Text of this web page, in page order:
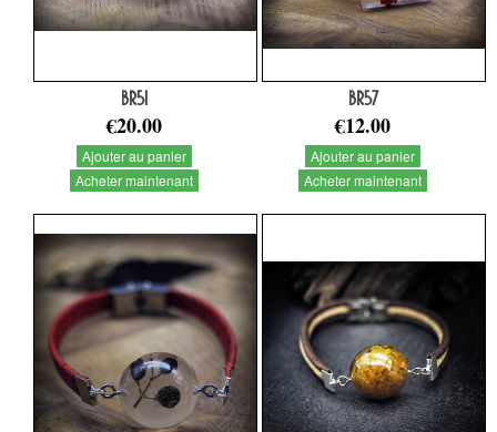
BR51
€20.00
Ajouter au panier
Acheter maintenant
BR57
€12.00
Ajouter au panier
Acheter maintenant